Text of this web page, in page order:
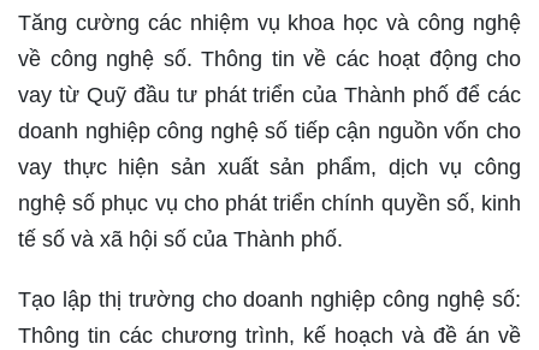
Tăng cường các nhiệm vụ khoa học và công nghệ
về công nghệ số. Thông tin về các hoạt động cho
vay từ Quỹ đầu tư phát triển của Thành phố để các
doanh nghiệp công nghệ số tiếp cận nguồn vốn cho
vay thực hiện sản xuất sản phẩm, dịch vụ công
nghệ số phục vụ cho phát triển chính quyền số, kinh
tế số và xã hội số của Thành phố.
Tạo lập thị trường cho doanh nghiệp công nghệ số:
Thông tin các chương trình, kế hoạch và đề án về